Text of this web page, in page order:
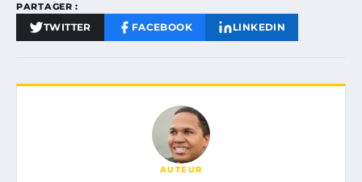
PARTAGER :
TWITTER FACEBOOK LINKEDIN
AUTEUR